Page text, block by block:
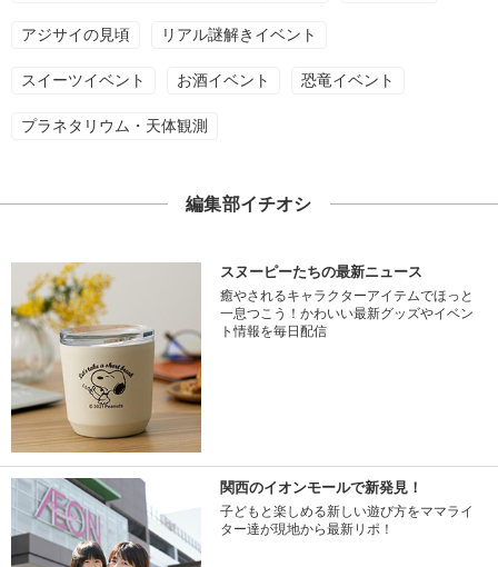
アジサイの見頃 リアル謎解きイベント
スイーツイベント お酒イベント 恐竜イベント
プラネタリウム・天体観測
編集部イチオシ
スヌーピーたちの最新ニュース
癒やされるキャラクターアイテムでほっと
一息つこう！かわいい最新グッズやイベン
ト情報を毎日配信
関西のイオンモールで新発見！
子どもと楽しめる新しい遊び方をママライ
ター達が現地から最新リポ！